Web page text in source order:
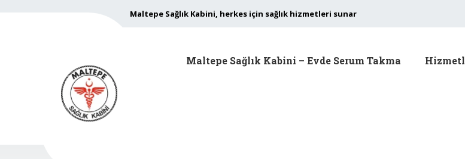
Maltepe Sağlık Kabini, herkes için sağlık hizmetleri sunar
Maltepe Sağlık Kabini – Evde Serum Takma